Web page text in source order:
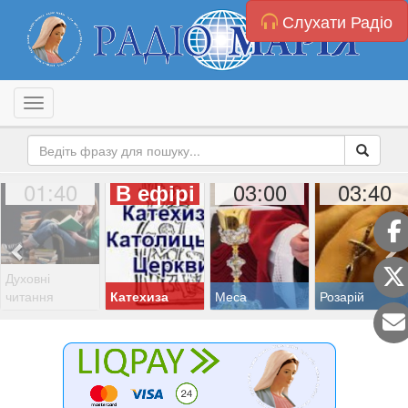
Слухати Радіо
Toggle navigation
01:40
Духовні
читання
В ефірі
Катехиза
03:00
Меса
03:40
Розарій